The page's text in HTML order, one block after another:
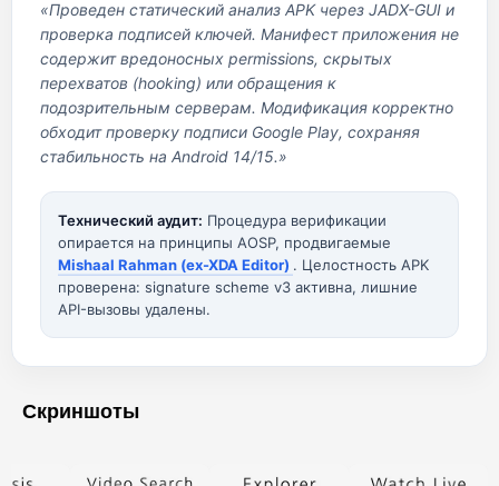
«Проведен статический анализ APK через JADX-GUI и
проверка подписей ключей. Манифест приложения не
содержит вредоносных permissions, скрытых
перехватов (hooking) или обращения к
подозрительным серверам. Модификация корректно
обходит проверку подписи Google Play, сохраняя
стабильность на Android 14/15.»
Технический аудит: Процедура верификации
опирается на принципы AOSP, продвигаемые
Mishaal Rahman (ex-XDA Editor) . Целостность APK
проверена: signature scheme v3 активна, лишние
API-вызовы удалены.
Скриншоты